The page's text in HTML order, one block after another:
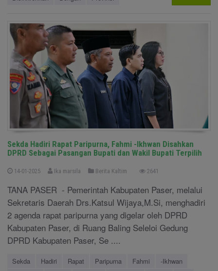
Sekda Hadiri Rapat Paripurna, Fahmi -Ikhwan Disahkan
DPRD Sebagai Pasangan Bupati dan Wakil Bupati Terpilih
14-01-2025 Ika marsila Berita Kaltim 2641
TANA PASER - Pemerintah Kabupaten Paser, melalui
Sekretaris Daerah Drs.Katsul Wijaya,M.Si, menghadiri
2 agenda rapat paripurna yang digelar oleh DPRD
Kabupaten Paser, di Ruang Baling Seleloi Gedung
DPRD Kabupaten Paser, Se ....
Sekda Hadiri Rapat Paripurna Fahmi
-Ikhwan